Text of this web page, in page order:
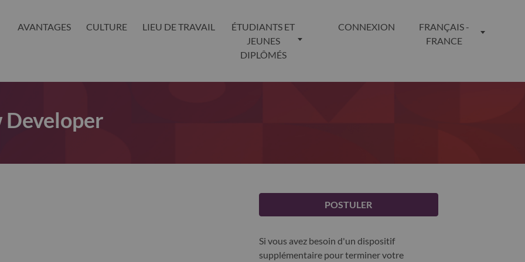
AVANTAGES CULTURE LIEU DE TRAVAIL
ÉTUDIANTS ET
JEUNES
DIPLÔMÉS
CONNEXION
FRANÇAIS -
FRANCE
Developer
POSTULER
Si vous avez besoin d'un dispositif
supplémentaire pour terminer votre